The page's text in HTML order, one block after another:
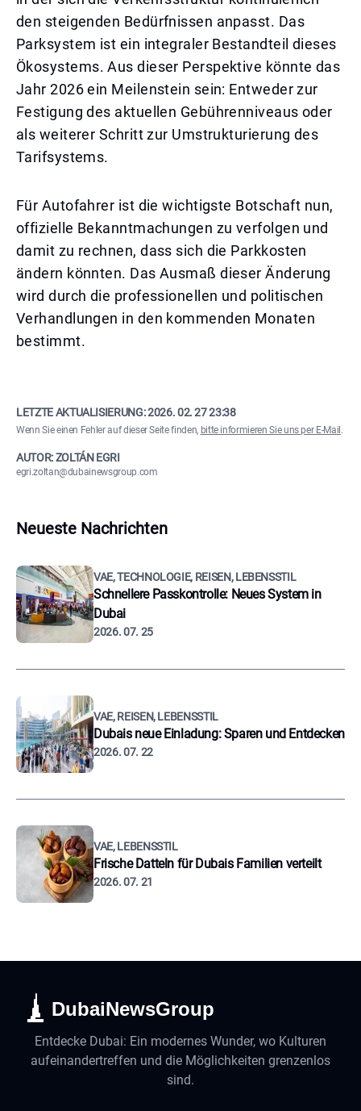
den steigenden Bedürfnissen anpasst. Das
Parksystem ist ein integraler Bestandteil dieses
Ökosystems. Aus dieser Perspektive könnte das
Jahr 2026 ein Meilenstein sein: Entweder zur
Festigung des aktuellen Gebührenniveaus oder
als weiterer Schritt zur Umstrukturierung des
Tarifsystems.
Für Autofahrer ist die wichtigste Botschaft nun,
offizielle Bekanntmachungen zu verfolgen und
damit zu rechnen, dass sich die Parkkosten
ändern könnten. Das Ausmaß dieser Änderung
wird durch die professionellen und politischen
Verhandlungen in den kommenden Monaten
bestimmt.
LETZTE AKTUALISIERUNG:2026. 02. 27 23:38
Wenn Sie einen Fehler auf dieser Seite finden, bitte informieren Sie uns per E-Mail .
AUTOR: ZOLTÁN EGRI
egri.zoltan@dubainewsgroup.com
Neueste Nachrichten
VAE, TECHNOLOGIE, REISEN, LEBENSSTIL
Schnellere Passkontrolle: Neues System in
Dubai
2026. 07. 25
VAE, REISEN, LEBENSSTIL
Dubais neue Einladung: Sparen und Entdecken
2026. 07. 22
VAE, LEBENSSTIL
Frische Datteln für Dubais Familien verteilt
2026. 07. 21
DubaiNewsGroup
Entdecke Dubai: Ein modernes Wunder, wo Kulturen
aufeinandertreffen und die Möglichkeiten grenzenlos
sind.